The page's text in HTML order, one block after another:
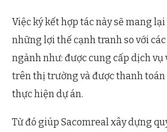
Việc ký kết hợp tác này sẽ mang
những lợi thế cạnh tranh so với
ngành như: được cung cấp dịch
trên thị trường và được thanh
thực hiện dự án.
Từ đó giúp Sacomreal xây dựng